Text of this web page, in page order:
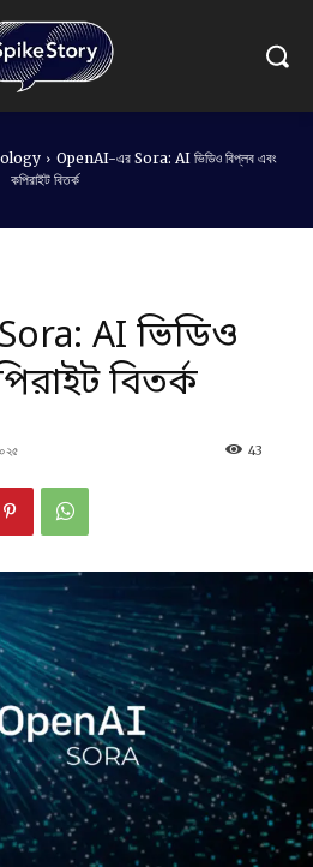
OpenAI-এর Sora: AI ভিডিও বিপ্লব এবং
কপিরাইট বিতর্ক
AI ভিডিও
বিতর্ক
43